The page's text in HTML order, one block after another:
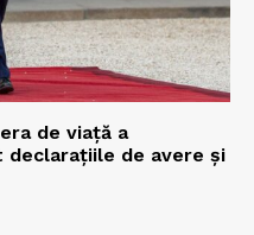
de viață a
de avere și